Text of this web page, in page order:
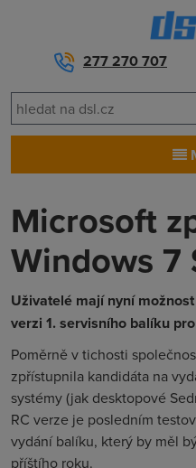
277 270 707
Microsoft
Windows 7
Uživatelé mají nyní
verzi 1. servisního balíku
Poměrně v tichosti
zpřístupnila kandidáta na
systémy (jak desktopové
RC verze je posledním
vydání balíku, který by měl
příštího roku.